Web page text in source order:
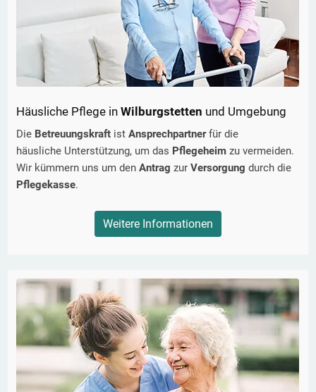
Häusliche Pflege in Wilburgstetten und Umgebung
Die Betreuungskraft ist Ansprechpartnerfür die
häusliche Unterstützung, um das Pflegeheim zu vermeiden.
Wir kümmern uns um den Antrag zur Versorgung durch die
Pflegekasse.
Weitere Informationen